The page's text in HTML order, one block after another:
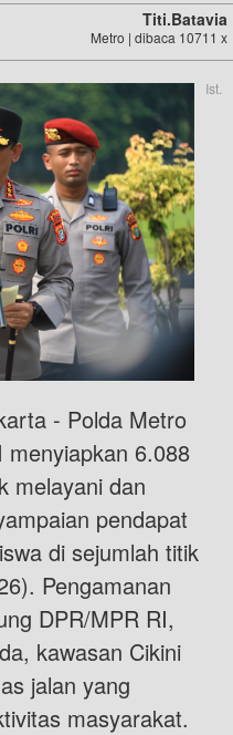
Titi.batavia
Metro | dibaca 10711 x
Ist.
- Polda Metro
6.088
melayani dan
pendapat
di sejumlah titik
Pengamanan
DPR/MPR RI,
kawasan Cikini
jalan yang
masyarakat.